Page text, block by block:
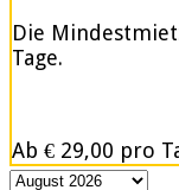
Die
Tage.
Ab € 29,00 pro